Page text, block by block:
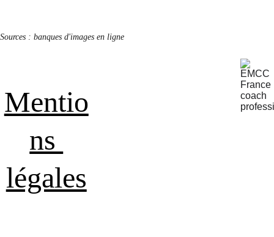
Sources : banques d'images en ligne
Mentio
ns
légales